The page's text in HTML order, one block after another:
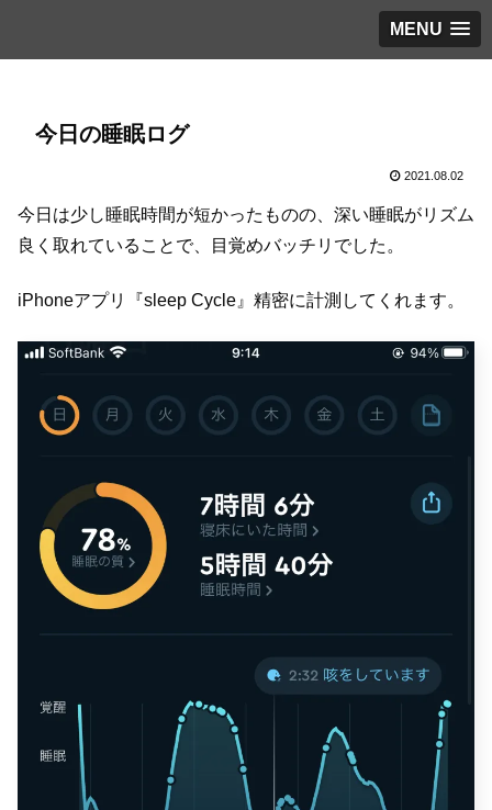
MENU
今日の睡眠ログ
2021.08.02
今日は少し睡眠時間が短かったものの、深い睡眠がリズム
良く取れていることで、目覚めバッチリでした。
iPhoneアプリ『sleep Cycle』精密に計測してくれます。